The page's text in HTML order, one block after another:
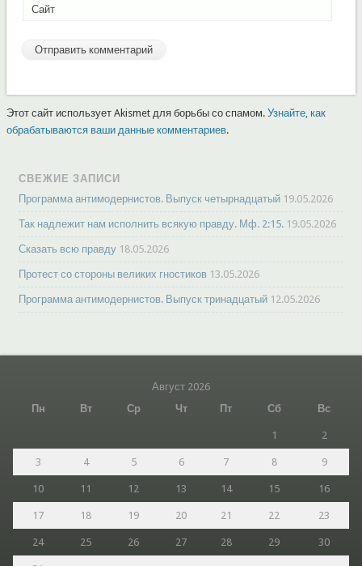
Сайт
Этот сайт использует Akismet для борьбы со спамом. Узнайте, как
обрабатываются ваши данные комментариев.
СВЕЖИЕ ЗАПИСИ
Программа антимодернистов. Выпуск четырнадцатый 19.05.2026
Так надлежит нам исполнить всякую правду. Мф. 2:15. 19.05.2026
Сказать всю правду 18.05.2026
Протест со стороны великих гностиков 13.05.2026
Программа антимодернистов. Выпуск тринадцатый 12.05.2026
Август 2026
Пн
Вт Ср Чт Пт Сб Вс
1 2
3 4 5 6 7 8 9
10 11 12 13 14 15 16
17 18 19 20 21 22 23
24 25 26 27 28 29 30